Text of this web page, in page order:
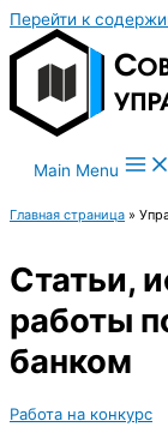
Перейти к
Main Menu
Главная страница »
Статьи,
работы
банком
Работа на конкурс